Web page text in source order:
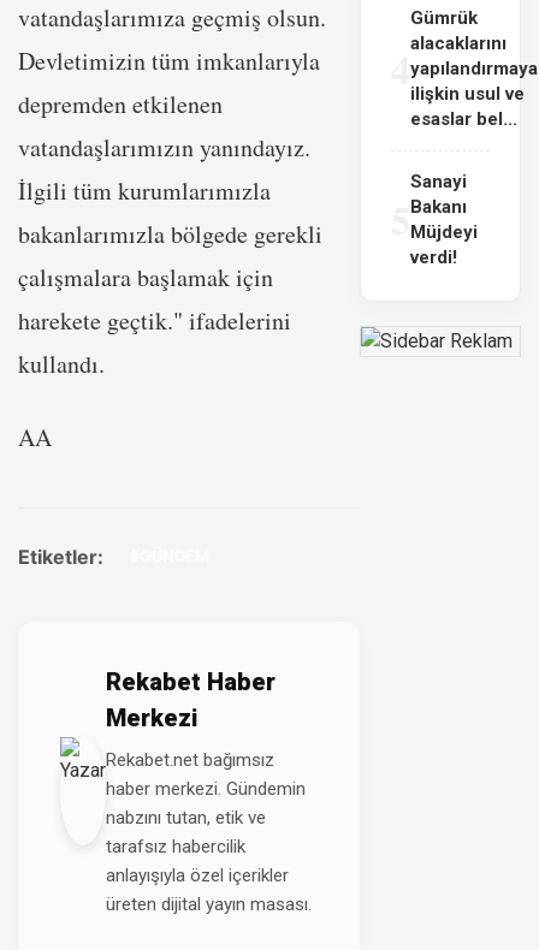
vatandaşlarımıza geçmiş olsun.
Devletimizin tüm imkanlarıyla
depremden etkilenen
vatandaşlarımızın yanındayız.
İlgili tüm kurumlarımızla
bakanlarımızla bölgede gerekli
çalışmalara başlamak için
harekete geçtik." ifadelerini
kullandı.
AA
Etiketler:
Rekabet Haber
Merkezi
Rekabet.net bağımsız
haber merkezi. Gündemin
nabzını tutan, etik ve
tarafsız habercilik
anlayışıyla özel içerikler
üreten dijital yayın masası.
4
Gümrük
alacaklarını
yapılandırmaya
ilişkin usul ve
esaslar bel...
Sanayi
Bakanı
Müjdeyi
verdi!